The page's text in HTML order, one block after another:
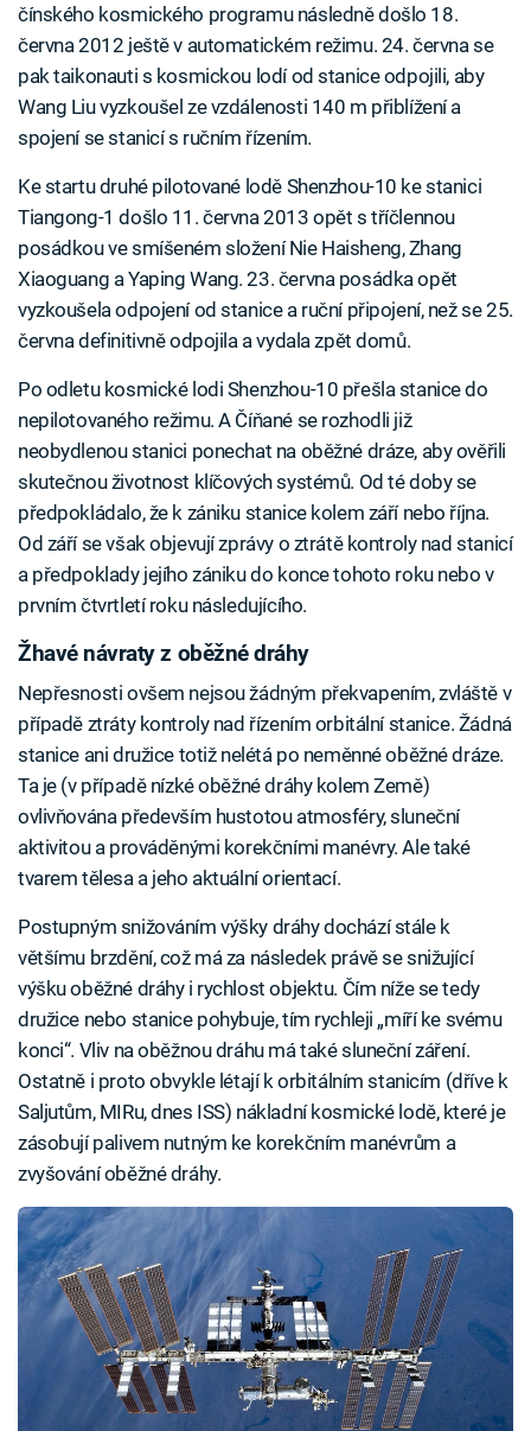
čínského kosmického programu následně došlo 18.
června 2012 ještě v automatickém režimu. 24. června se
pak taikonauti s kosmickou lodí od stanice odpojili, aby
Wang Liu vyzkoušel ze vzdálenosti 140 m přiblížení a
spojení se stanicí s ručním řízením.
Ke startu druhé pilotované lodě Shenzhou-10 ke stanici
Tiangong-1 došlo 11. června 2013 opět s tříčlennou
posádkou ve smíšeném složení Nie Haisheng, Zhang
Xiaoguang a Yaping Wang. 23. června posádka opět
vyzkoušela odpojení od stanice a ruční připojení, než se 25.
června definitivně odpojila a vydala zpět domů.
Po odletu kosmické lodi Shenzhou-10 přešla stanice do
nepilotovaného režimu. A Číňané se rozhodli již
neobydlenou stanici ponechat na oběžné dráze, aby ověřili
skutečnou životnost klíčových systémů. Od té doby se
předpokládalo, že k zániku stanice kolem září nebo října.
Od září se však objevují zprávy o ztrátě kontroly nad stanicí
a předpoklady jejího zániku do konce tohoto roku nebo v
prvním čtvrtletí roku následujícího.
Žhavé návraty z oběžné dráhy
Nepřesnosti ovšem nejsou žádným překvapením, zvláště v
případě ztráty kontroly nad řízením orbitální stanice. Žádná
stanice ani družice totiž nelétá po neměnné oběžné dráze.
Ta je (v případě nízké oběžné dráhy kolem Země)
ovlivňována především hustotou atmosféry, sluneční
aktivitou a prováděnými korekčními manévry. Ale také
tvarem tělesa a jeho aktuální orientací.
Postupným snižováním výšky dráhy dochází stále k
většímu brzdění, což má za následek právě se snižující
výšku oběžné dráhy i rychlost objektu. Čím níže se tedy
družice nebo stanice pohybuje, tím rychleji „míří ke svému
konci“. Vliv na oběžnou dráhu má také sluneční záření.
Ostatně i proto obvykle létají k orbitálním stanicím (dříve k
Saljutům, MIRu, dnes ISS) nákladní kosmické lodě, které je
zásobují palivem nutným ke korekčním manévrům a
zvyšování oběžné dráhy.